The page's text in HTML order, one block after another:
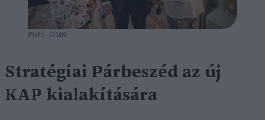
Fotó: ÖMKi
Stratégiai Párbeszéd az új
KAP kialakítására